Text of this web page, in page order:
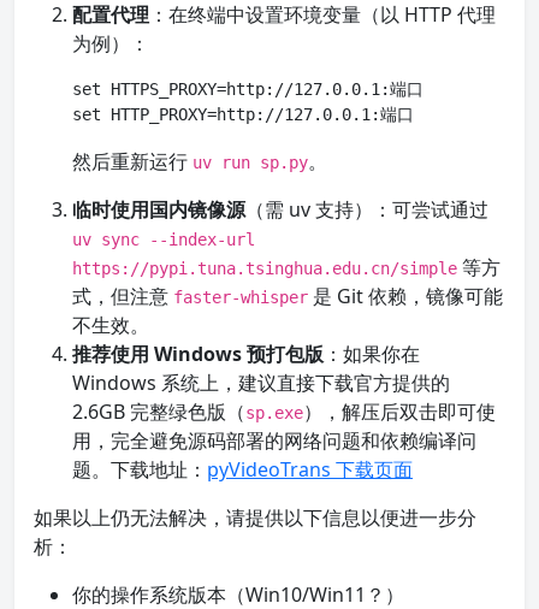
配置代理 ：在终端中设置环境变量（以 HTTP 代理
为例）：
set HTTPS_PROXY=http://127.0.0.1:端口
set HTTP_PROXY=http://127.0.0.1:端口
然后重新运行 uv run sp.py。
临时使用国内镜像源（需 uv 支持）：可尝试通过
uv sync --index-url
https://pypi.tuna.tsinghua.edu.cn/simple 等方
式，但注意 faster-whisper 是 Git 依赖，镜像可能
不生效。
推荐使用 Windows 预打包版 ：如果你在
Windows 系统上，建议直接下载官方提供的
2.6GB 完整绿色版（sp.exe），解压后双击即可使
用，完全避免源码部署的网络问题和依赖编译问
题。下载地址： pyVideoTrans 下载页面
如果以上仍无法解决，请提供以下信息以便进一步分
析：
你的操作系统版本（Win10/Win11？）